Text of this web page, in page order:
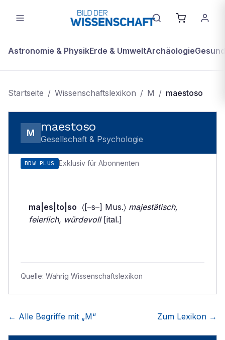
Astronomie & PhysikErde & UmweltArchäologie
Startseite / Wissenschaftslexikon / M / maestoso
M maestoso
Gesellschaft & Psychologie
BDW PLUS Exklusiv für Abonnenten
ma|es|to|so 〈[–s–] Mus.〉 majestätisch,
feierlich, würdevoll[ital.]
Quelle: Wahrig Wissenschaftslexikon
← Alle Begriffe mit „M“ Zum Lexikon →